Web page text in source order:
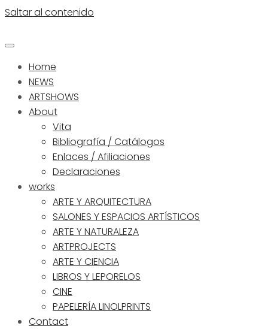
Saltar al contenido
Home
NEWS
ARTSHOWS
About
Vita
Bibliografía / Catálogos
Enlaces / Afiliaciones
Declaraciones
works
ARTE Y ARQUITECTURA
SALONES Y ESPACIOS ARTÍSTICOS
ARTE Y NATURALEZA
ARTPROJECTS
ARTE Y CIENCIA
LIBROS Y LEPORELOS
CINE
PAPELERÍA LINOLPRINTS
Contact